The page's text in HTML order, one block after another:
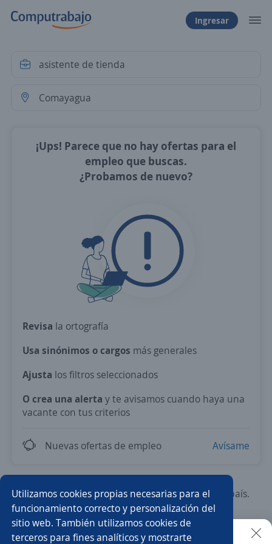
Utilizamos cookies propias necesarias para el
funcionamiento correcto y personalización del
sitio web. También utilizamos cookies de
terceros para fines analíticos y mostrarte
Ingresar
¡Ups! Parece que no hay ofertas para el
empleo que buscas.
¿Probamos de nuevo?
Revisa la ortografía
Usa sinónimos o cargos más generales
Ajusta los filtros seleccionados
O crea una alerta y te avisamos cuando haya una
vacante con tus criterios
Nuevas ofertas de empleo Avísame
Prueba con los empleos más demandados del país.
Asesor/a de ventas Ejecutivo/a de ventas